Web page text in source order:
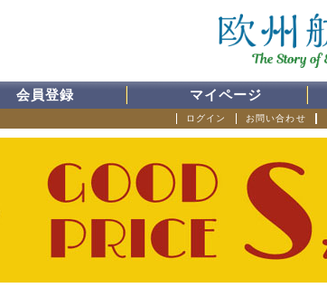
会員登録 マイページ
お問い合わせ
ログイン